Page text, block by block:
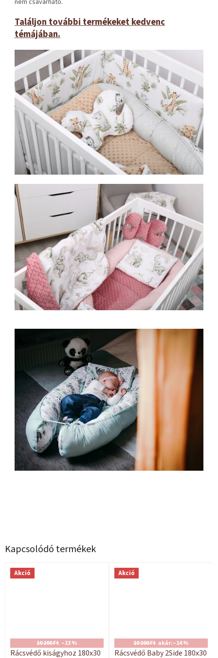
Kapcsolódó termékek
Akció
10 200 Ft –13 %
Rácsvédő kiságyhoz 180x30
Akció
10 200 Ft akár:–14 %
Rácsvédő Baby 2Side 180x30
nem csavarható.
Találjon további termékeket kedvenc
témájában.